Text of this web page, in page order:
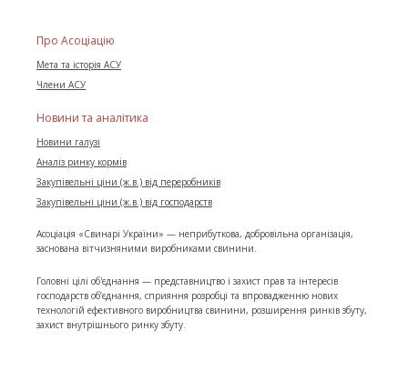
Про Асоціацію
Мета та історія АСУ
Члени АСУ
Новини та аналітика
Новини галузі
Аналіз ринку кормів
Закупівельні ціни (ж.в.) від переробників
Закупівельні ціни (ж.в.) від господарств
Асоціація «Свинарі України» — неприбуткова, добровільна організація,
заснована вітчизняними виробниками свинини.
Головні цілі об'єднання — представництво і захист прав та інтересів
господарств об’єднання, сприяння розробці та впровадженню нових
технологій ефективного виробництва свинини, розширення ринків збуту,
захист внутрішнього ринку збуту.